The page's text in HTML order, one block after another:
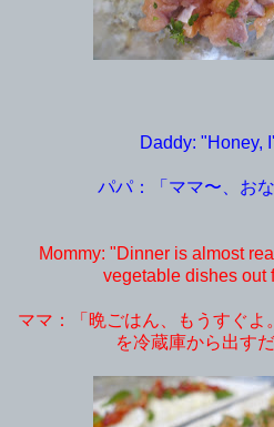
Daddy: "Honey,
パパ：「ママ〜、お
Mommy: "Dinner is almost
vegetable dishes out
ママ：「晩ごはん、もうすぐ
を冷蔵庫から出す